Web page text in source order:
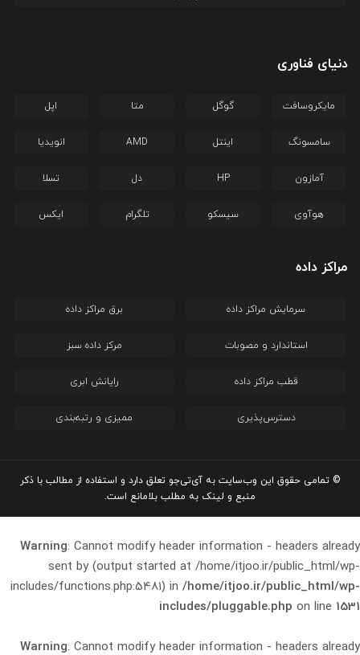
دنیای فناوری
مایکروسافت گوگل متا اپل
سامسونگ اینتل AMD انویدیا
آمازون HP دل تسلا
هوآوی سیسکو تلگرام ایکس
مراکز داده
سرمایش مراکز داده برق مراکز داده
استاندارد و مصوبات مرکز داده سبز
قطب مراکز داده رایانش ابری
دسترس‌پذیری ممیزی و رتبه‌بندی
© تمامی حقوق این وب‌سایت به آی‌تی‌جو تعلق دارد و استفاده از مطالب با ذکر
منبع و لینک به مطلب بلامانع است.
Warning: Cannot modify header information - headers already
sent by (output started at /home/itjoo.ir/public_html/wp-
includes/functions.php:5481) in /home/itjoo.ir/public_html/wp-
includes/pluggable.php on line 1531
Warning: Cannot modify header information - headers already